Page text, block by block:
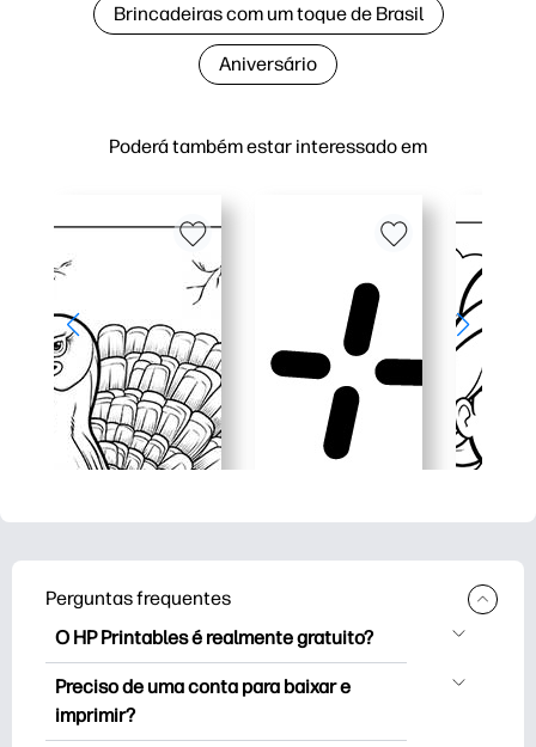
Poderá também estar interessado em
Brincadeiras com um toque de Brasil
Aniversário
Perguntas frequentes
O HP Printables é realmente gratuito?
O HP Printables oferece mais de 2,500
impressoras gratuitas para baixar e
imprimir. Explore páginas populares para
Preciso de uma conta para baixar e
imprimir?